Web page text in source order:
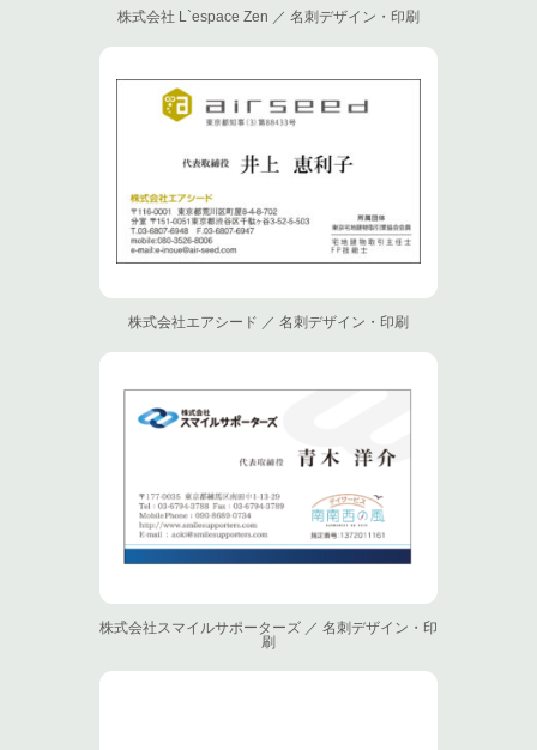
株式会社 L`espace Zen ／ 名刺デザイン・印刷
株式会社エアシード ／ 名刺デザイン・印刷
株式会社スマイルサポーターズ ／ 名刺デザイン・印
刷